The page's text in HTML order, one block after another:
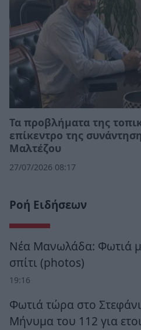
Τα προβλήματα της
επίκεντρο της
Μαλτέζου
27/07/2026 08:17
Ροή Ειδήσεων
Νέα Μανωλάδα: Φωτιά
σπίτι (photos)
19:16
Φωτιά τώρα στο
Μήνυμα του 112 για